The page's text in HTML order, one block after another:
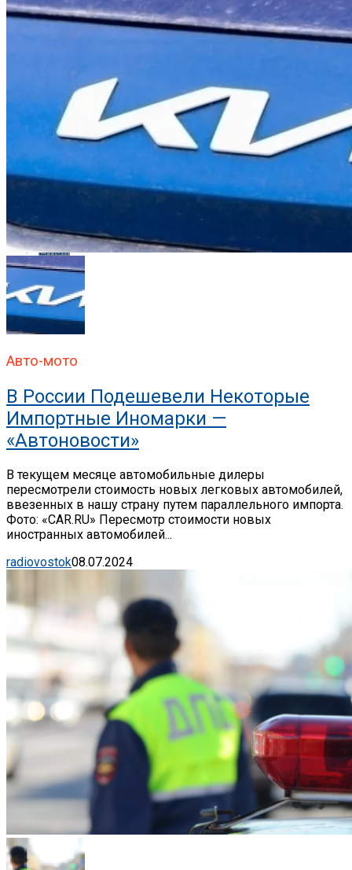
Flipboard
Pinterest
Whatsapp
Email
Авто-мото
В России Подешевели Некоторые
Импортные Иномарки —
«Автоновости»
В текущем месяце автомобильные дилеры
пересмотрели стоимость новых легковых автомобилей,
ввезенных в нашу страну путем параллельного импорта.
Фото: «CAR.RU» Пересмотр стоимости новых
иностранных автомобилей...
radiovostok08.07.2024